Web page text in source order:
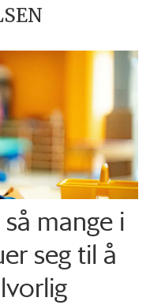
mange i
seg til å